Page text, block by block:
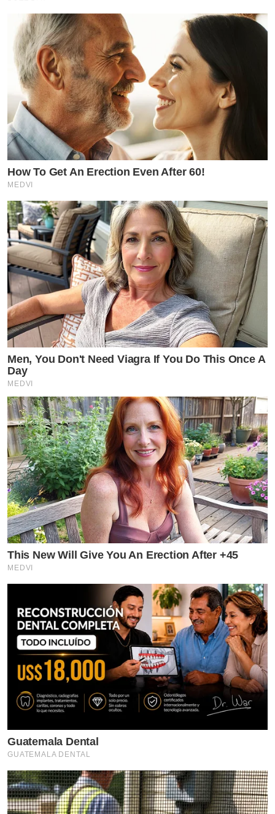
How To Get An Erection Even After 60!
MEDVI
Men, You Don't Need Viagra If You Do This Once A
Day
MEDVI
This New Will Give You An Erection After +45
MEDVI
Guatemala Dental
GUATEMALA DENTAL